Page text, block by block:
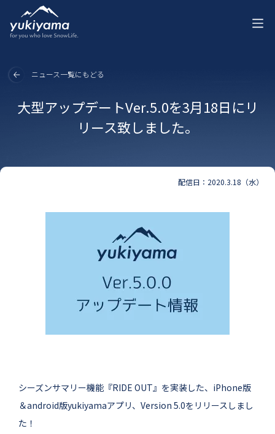
ニュース一覧にもどる
大型アップデートVer.5.0を3月18日にリ
リース致しました。
配信日：2020.3.18（水）
シーズンサマリー機能『RIDE OUT』を実装した、iPhone版
＆android版yukiyamaアプリ、Version 5.0をリリースしまし
た！